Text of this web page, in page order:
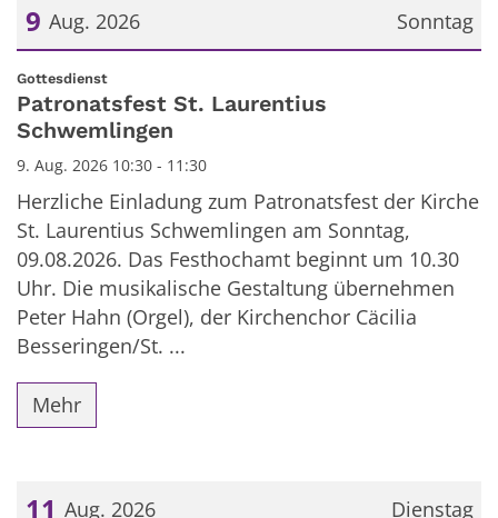
Sonntag
9 Aug. 2026
Datum: 9. August 2026
Gottesdienst:
Patronatsfest St. Laurentius
Schwemlingen
9. Aug. 2026 10:30 - 11:30
Herzliche Einladung zum Patronatsfest der Kirche
St. Laurentius Schwemlingen am Sonntag,
09.08.2026. Das Festhochamt beginnt um 10.30
Uhr. Die musikalische Gestaltung übernehmen
Peter Hahn (Orgel), der Kirchenchor Cäcilia
Besseringen/St. ...
Mehr
Dienstag
11 Aug. 2026